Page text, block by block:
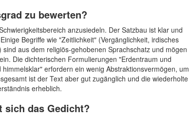
zu bewerten?
anzusiedeln. Der Satzbau ist klar und
Begriffe wie "Zeitlichkeit" (Vergänglichkeit, irdisches
aus dem religiös-gehobenen Sprachschatz und mögen
Die dichterischen Formulierungen "Erdentraum und
erfordern ein wenig Abstraktionsvermögen, um
ist der Text aber gut zugänglich und die wiederholte
erheblich.
sich das Gedicht?